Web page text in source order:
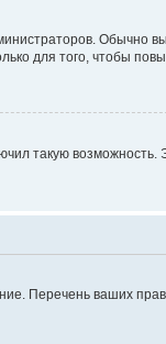
Обычно
для того, чтобы
такую возможность.
Перечень ваших